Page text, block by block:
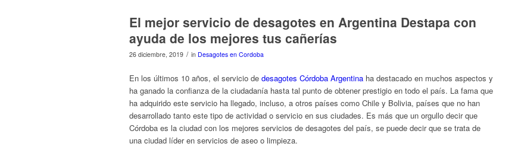
El mejor servicio de desagotes en Argentina Destapa con
ayuda de los mejores tus cañerías
26 diciembre, 2019 / in Desagotes en Cordoba
En los últimos 10 años, el servicio de desagotes Córdoba Argentina ha destacado en muchos aspectos y
ha ganado la confianza de la ciudadanía hasta tal punto de obtener prestigio en todo el país. La fama que
ha adquirido este servicio ha llegado, incluso, a otros países como Chile y Bolivia, países que no han
desarrollado tanto este tipo de actividad o servicio en sus ciudades. Es más que un orgullo decir que
Córdoba es la ciudad con los mejores servicios de desagotes del país, se puede decir que se trata de
una ciudad líder en servicios de aseo o limpieza.